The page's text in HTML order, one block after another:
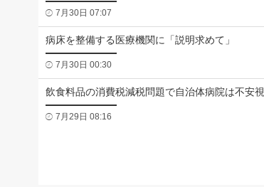
7月30日 07:07
病床を整備する医療機関に「説明求めて」
7月30日 00:30
飲食料品の消費税減税問題で自治体病院は不安視
7月29日 08:16